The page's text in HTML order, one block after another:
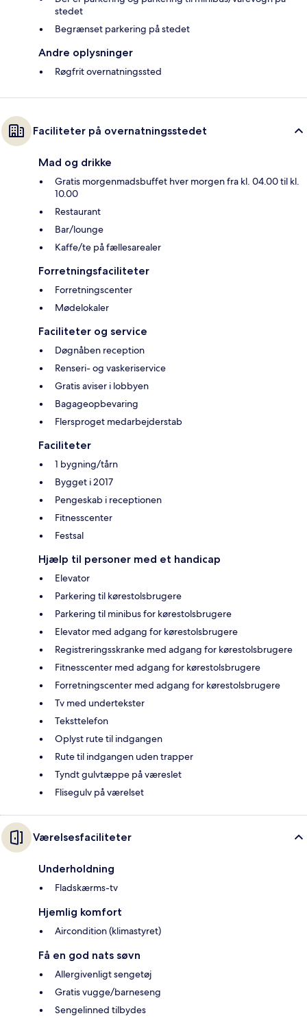
stedet
Begrænset parkering på stedet
Andre oplysninger
Røgfrit overnatningssted
Faciliteter på overnatningsstedet
Mad og drikke
Gratis morgenmadsbuffet hver morgen fra kl. 04.00 til kl.
10.00
Restaurant
Bar/lounge
Kaffe/te på fællesarealer
Forretningsfaciliteter
Forretningscenter
Mødelokaler
Faciliteter og service
Døgnåben reception
Renseri- og vaskeriservice
Gratis aviser i lobbyen
Bagageopbevaring
Flersproget medarbejderstab
Faciliteter
1 bygning/tårn
Bygget i 2017
Pengeskab i receptionen
Fitnesscenter
Festsal
Hjælp til personer med et handicap
Elevator
Parkering til kørestolsbrugere
Parkering til minibus for kørestolsbrugere
Elevator med adgang for kørestolsbrugere
Registreringsskranke med adgang for kørestolsbrugere
Fitnesscenter med adgang for kørestolsbrugere
Forretningscenter med adgang for kørestolsbrugere
Tv med undertekster
Teksttelefon
Oplyst rute til indgangen
Rute til indgangen uden trapper
Tyndt gulvtæppe på væreslet
Flisegulv på værelset
Værelsesfaciliteter
Underholdning
Fladskærms-tv
Hjemlig komfort
Aircondition (klimastyret)
Få en god nats søvn
Allergivenligt sengetøj
Gratis vugge/barneseng
Sengelinned tilbydes